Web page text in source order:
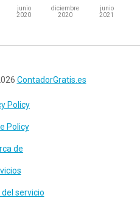
junio
2020
diciembre
2020
junio
2021
ContadorGratis.es
Policy
Policy
de
servicio